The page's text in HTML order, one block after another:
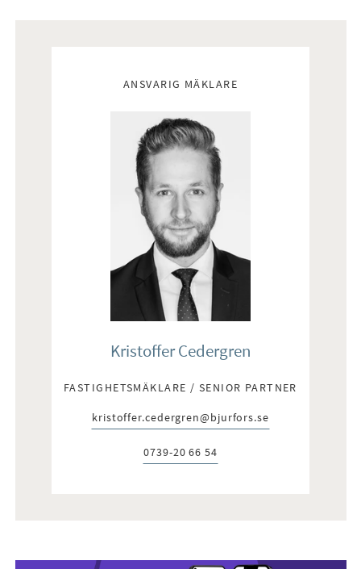
ANSVARIG MÄKLARE
Kristoffer Cedergren
FASTIGHETSMÄKLARE / SENIOR PARTNER
E-post:
kristoffer.cedergren@bjurfors.se
Telefon:
0739-20 66 54